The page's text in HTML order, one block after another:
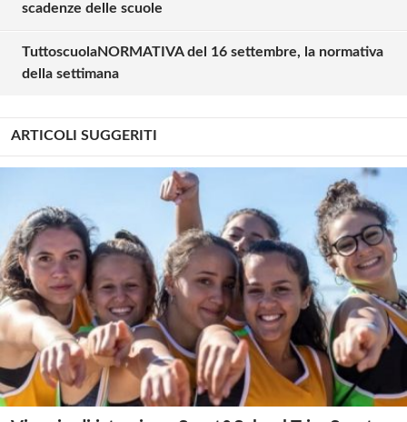
scadenze delle scuole
TuttoscuolaNORMATIVA del 16 settembre, la normativa
della settimana
ARTICOLI SUGGERITI